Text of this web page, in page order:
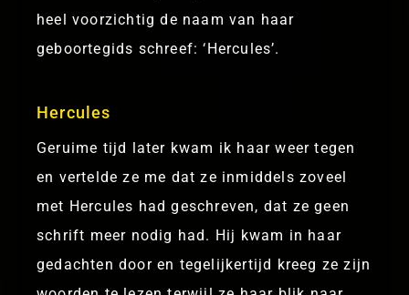
heel voorzichtig de naam van haar
geboortegids schreef: ‘Hercules’.
Hercules
Geruime tijd later kwam ik haar weer tegen
en vertelde ze me dat ze inmiddels zoveel
met Hercules had geschreven, dat ze geen
schrift meer nodig had. Hij kwam in haar
gedachten door en tegelijkertijd kreeg ze zijn